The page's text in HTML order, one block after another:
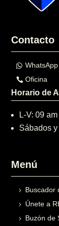
Contacto
WhatsApp
Oficina
Horario de
L-V: 09
Sábados
Menú
Buscador
Únete a
Buzón de